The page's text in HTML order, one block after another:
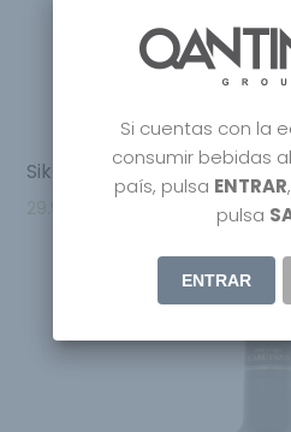
Sikkim Privee London Dry
29.95
Si cuentas con la
consumir bebidas
país, pulsa ENTRAR
pulsa
ENTRAR